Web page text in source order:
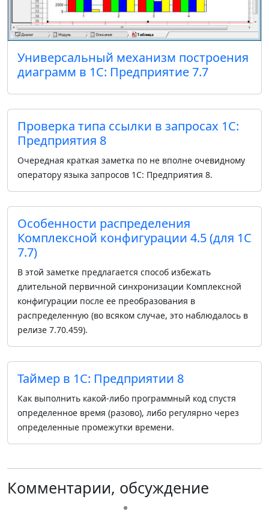
Универсальный механизм построения
диаграмм в 1С: Предприятие 7.7
Проверка типа ссылки в запросах 1С:
Предприятия 8
Очередная краткая заметка по не вполне очевидному
оператору языка запросов 1С: Предприятия 8.
Особенности распределения
Комплексной конфигурации 4.5 (для 1С
7.7)
В этой заметке предлагается способ избежать
длительной первичной синхронизации Комплексной
конфигурации после ее преобразования в
распределенную (во всяком случае, это наблюдалось в
релизе 7.70.459).
Таймер в 1С: Предприятии 8
Как выполнить какой-либо программный код спустя
определенное время (разово), либо регулярно через
определенные промежутки времени.
Комментарии, обсуждение